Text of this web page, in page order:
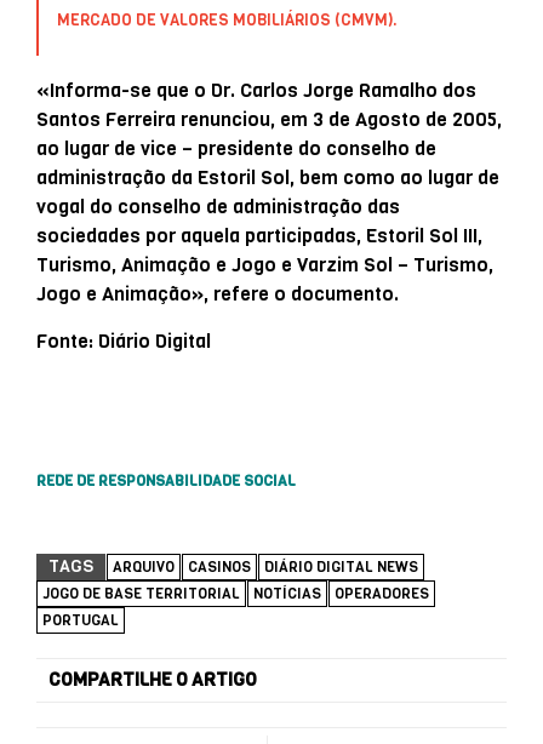
MERCADO DE VALORES MOBILIÁRIOS (CMVM).
«Informa-se que o Dr. Carlos Jorge Ramalho dos
Santos Ferreira renunciou, em 3 de Agosto de 2005,
ao lugar de vice – presidente do conselho de
administração da Estoril Sol, bem como ao lugar de
vogal do conselho de administração das
sociedades por aquela participadas, Estoril Sol III,
Turismo, Animação e Jogo e Varzim Sol – Turismo,
Jogo e Animação», refere o documento.
Fonte: Diário Digital
REDE DE RESPONSABILIDADE SOCIAL
TAGS ARQUIVO CASINOS
DIÁRIO DIGITAL NEWS
JOGO DE BASE TERRITORIAL
NOTÍCIAS
OPERADORES
PORTUGAL
COMPARTILHE O ARTIGO